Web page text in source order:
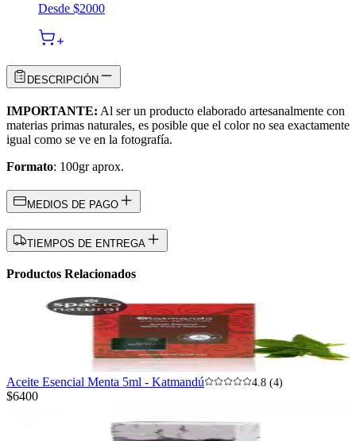
Desde $2000
DESCRIPCIÓN
IMPORTANTE: Al ser un producto elaborado artesanalmente con
materias primas naturales, es posible que el color no sea exactamente
igual como se ve en la fotografía.
Formato: 100gr aprox.
MEDIOS DE PAGO
TIEMPOS DE ENTREGA
Productos Relacionados
Aceite Esencial Menta 5ml - Katmandú 4.8 (4)
$6400